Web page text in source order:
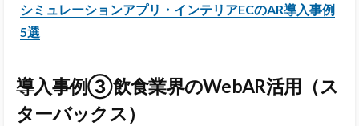
シミュレーションアプリ・インテリアECのAR導入事例
5選
導入事例③飲食業界のWebAR活用（ス
ターバックス）